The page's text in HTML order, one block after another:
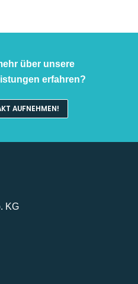
über unsere
erfahren?
AUFNEHMEN!
KG